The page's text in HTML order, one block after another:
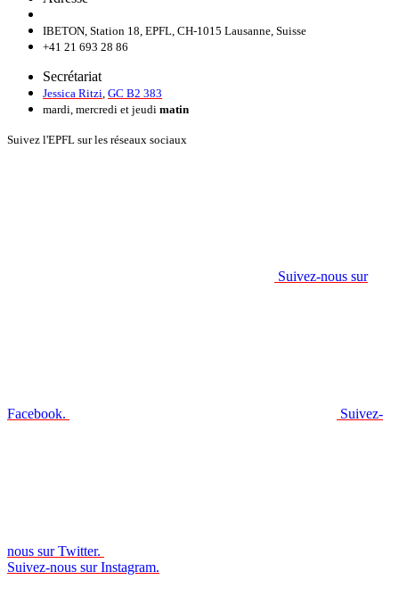
IBETON, Station 18, EPFL, CH-1015 Lausanne, Suisse
+41 21 693 28 86
Secrétariat
Jessica Ritzi GC B2 383
mardi, mercredi et jeudi matin
Suivez l'EPFL sur les réseaux sociaux
Suivez-nous sur
Facebook. Suivez-
nous sur Twitter.
Suivez-nous sur Instagram.